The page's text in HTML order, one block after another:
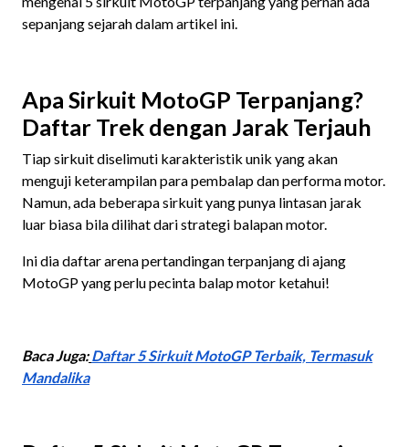
sepanjang sejarah dalam artikel ini.
Apa Sirkuit MotoGP Terpanjang?
Daftar Trek dengan Jarak Terjauh
Tiap sirkuit diselimuti karakteristik unik yang akan
menguji keterampilan para pembalap dan performa motor.
Namun, ada beberapa sirkuit yang punya lintasan jarak
luar biasa bila dilihat dari strategi balapan motor.
Ini dia daftar arena pertandingan terpanjang di ajang
MotoGP yang perlu pecinta balap motor ketahui!
Baca Juga: Daftar 5 Sirkuit MotoGP Terbaik, Termasuk
Mandalika